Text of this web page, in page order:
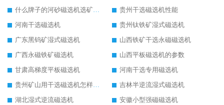
什么牌子的河砂磁选机选矿效果好
贵州干选磁选机性能
河南干选磁选机
贵州钛铁矿湿式磁选机
广东黑钨矿湿式磁选机
山西铁矿干选永磁磁选机
广西永磁铁矿磁选机
山西平板磁选机的参数
甘肃高梯度平板磁选机
河南干选专用磁选机
贵州矿山用干选磁选机怎样调磁
吉林半逆流湿式磁选机
湖北湿式逆流磁选机
安徽小型强磁磁选机